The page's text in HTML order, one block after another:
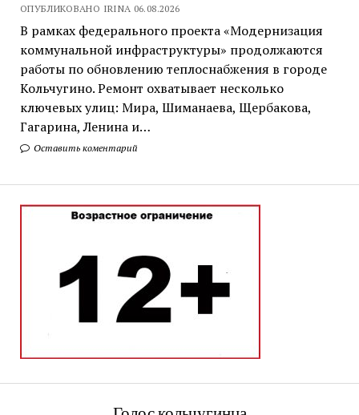
ОПУБЛИКОВАНО IRINA 06.08.2026
В рамках федерального проекта «Модернизация
коммунальной инфраструктуры» продолжаются
работы по обновлению теплоснабжения в городе
Кольчугино. Ремонт охватывает несколько
ключевых улиц: Мира, Шиманаева, Щербакова,
Гагарина, Ленина и…
Оставить коментарий